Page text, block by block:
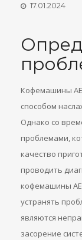
17.01.2024
Кофемашины
способом
Однако со
проблемами,
качество
проводить
кофемашины
устранять
являются
засорение